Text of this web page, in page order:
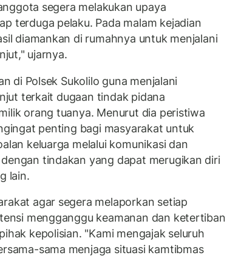
segera melakukan upaya
terduga pelaku. Pada malam kejadian
diamankan di rumahnya untuk menjalani
ujarnya.
di Polsek Sukolilo guna menjalani
terkait dugaan tindak pidana
orang tuanya. Menurut dia peristiwa
penting bagi masyarakat untuk
keluarga melalui komunikasi dan
tindakan yang dapat merugikan diri
lain.
agar segera melaporkan setiap
mengganggu keamanan dan ketertiban
kepolisian. "Kami mengajak seluruh
sama menjaga situasi kamtibmas